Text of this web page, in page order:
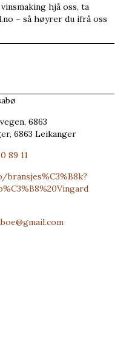
6863
6863 Leikanger
89 11
bransjes%C3%B8k?
hjå oss, ta
– så høyrer du ifrå oss